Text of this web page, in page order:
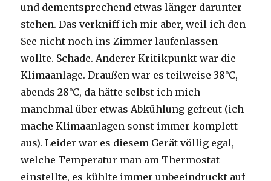
und dementsprechend etwas länger darunter
stehen. Das verkniff ich mir aber, weil ich den
See nicht noch ins Zimmer laufenlassen
wollte. Schade. Anderer Kritikpunkt war die
Klimaanlage. Draußen war es teilweise 38°C,
abends 28°C, da hätte selbst ich mich
manchmal über etwas Abkühlung gefreut (ich
mache Klimaanlagen sonst immer komplett
aus). Leider war es diesem Gerät völlig egal,
welche Temperatur man am Thermostat
einstellte, es kühlte immer unbeeindruckt auf